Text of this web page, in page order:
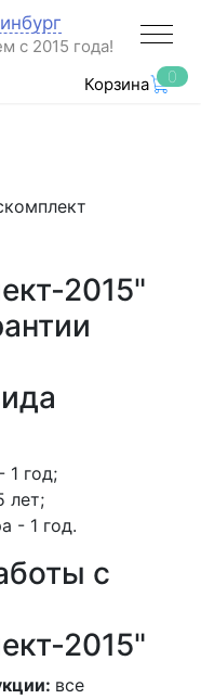
с 2015 года!
Корзина 0
2015"
1 год;
лет;
- 1 год.
с
2015"
все